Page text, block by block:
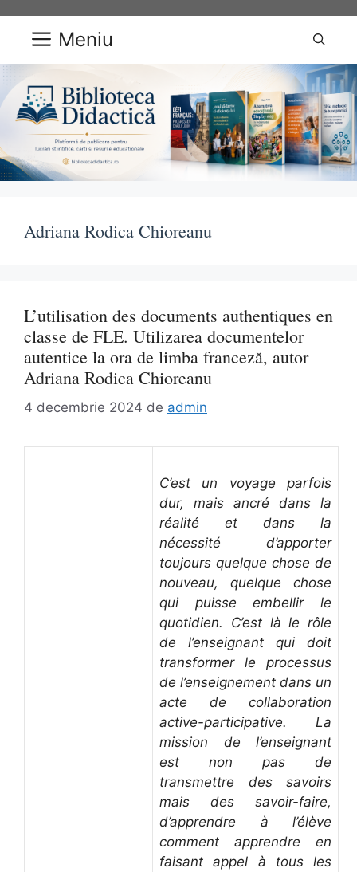
conținut Meniu
Adriana Rodica Chioreanu
L’utilisation des documents authentiques en
classe de FLE. Utilizarea documentelor
autentice la ora de limba franceză, autor
Adriana Rodica Chioreanu
4 decembrie 2024 de admin
C’est un voyage parfois
dur, mais ancré dans la
réalité et dans la
nécessité d’apporter
toujours quelque chose de
nouveau, quelque chose
qui puisse embellir le
quotidien. C’est là le rôle
de l’enseignant qui doit
transformer le processus
de l’enseignement dans un
acte de collaboration
active-participative. La
mission de l’enseignant
est non pas de
transmettre des savoirs
mais des savoir-faire,
d’apprendre à l’élève
comment apprendre en
faisant appel à tous les